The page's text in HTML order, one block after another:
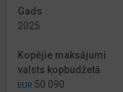
Gads
2025
Kopējie maksājumi
valsts kopbudžetā
EUR 50 090